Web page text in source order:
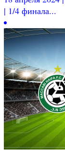
| 1/4 финала...